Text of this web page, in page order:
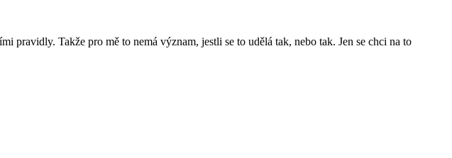
pravidly. Takže pro mě to nemá význam, jestli se to udělá tak, nebo tak. Jen se chci na to